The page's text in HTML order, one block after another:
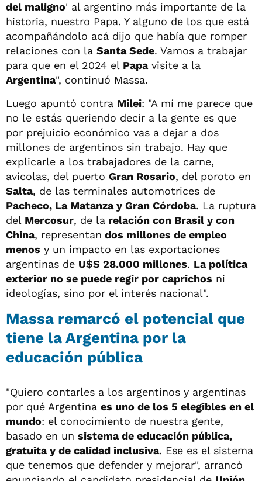
del maligno' al argentino más importante de la
historia, nuestro Papa. Y alguno de los que está
acompañándolo acá dijo que había que romper
relaciones con la Santa Sede. Vamos a trabajar
para que en el 2024 el Papavisite a la
Argentina", continuó Massa.
Luego apuntó contra Milei: "A mí me parece que
no le estás queriendo decir a la gente es que
por prejuicio económico vas a dejar a dos
millones de argentinos sin trabajo. Hay que
explicarle a los trabajadores de la carne,
avícolas, del puerto Gran Rosario, del poroto en
Salta, de las terminales automotrices de
Pacheco, La Matanza y Gran Córdoba. La ruptura
del Mercosur, de la relación con Brasil y con
China, representan dos millones de empleo
menos y un impacto en las exportaciones
argentinas de U$S 28.000 millones. La política
exterior no se puede regir por caprichos ni
ideologías, sino por el interés nacional".
Massa remarcó el potencial que
tiene la Argentina por la
educación pública
"Quiero contarles a los argentinos y argentinas
por qué Argentina es uno de los 5 elegibles en el
mundo: el conocimiento de nuestra gente,
basado en un sistema de educación pública,
gratuita y de calidad inclusiva. Ese es el sistema
que tenemos que defender y mejorar", arrancó